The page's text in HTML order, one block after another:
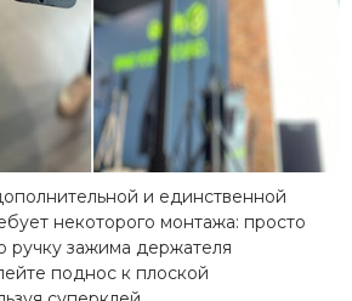
и единственной
некоторого монтажа: просто
зажима держателя
поднос к плоской